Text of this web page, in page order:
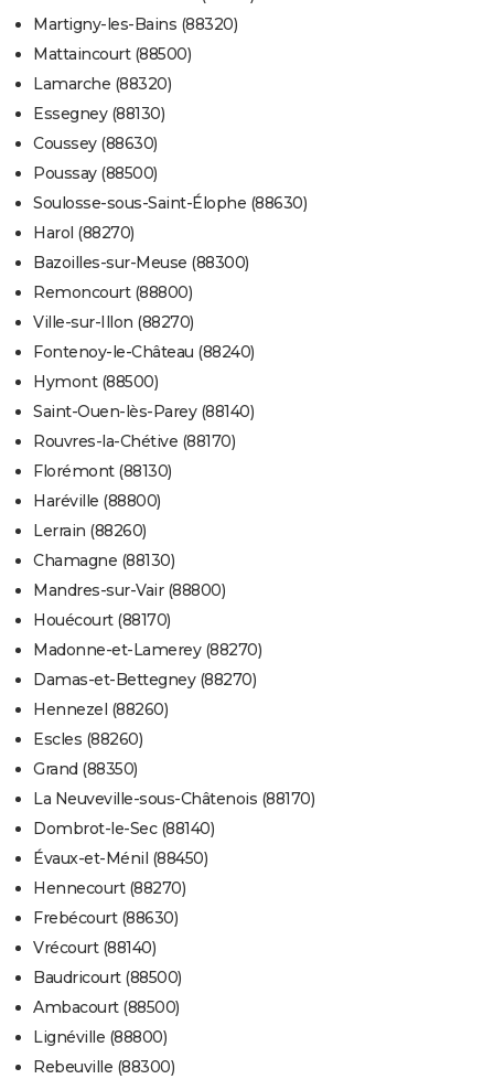
Martigny-les-Bains (88320)
Mattaincourt (88500)
Lamarche (88320)
Essegney (88130)
Coussey (88630)
Poussay (88500)
Soulosse-sous-Saint-Élophe (88630)
Harol (88270)
Bazoilles-sur-Meuse (88300)
Remoncourt (88800)
Ville-sur-Illon (88270)
Fontenoy-le-Château (88240)
Hymont (88500)
Saint-Ouen-lès-Parey (88140)
Rouvres-la-Chétive (88170)
Florémont (88130)
Haréville (88800)
Lerrain (88260)
Chamagne (88130)
Mandres-sur-Vair (88800)
Houécourt (88170)
Madonne-et-Lamerey (88270)
Damas-et-Bettegney (88270)
Hennezel (88260)
Escles (88260)
Grand (88350)
La Neuveville-sous-Châtenois (88170)
Dombrot-le-Sec (88140)
Évaux-et-Ménil (88450)
Hennecourt (88270)
Frebécourt (88630)
Vrécourt (88140)
Baudricourt (88500)
Ambacourt (88500)
Lignéville (88800)
Rebeuville (88300)